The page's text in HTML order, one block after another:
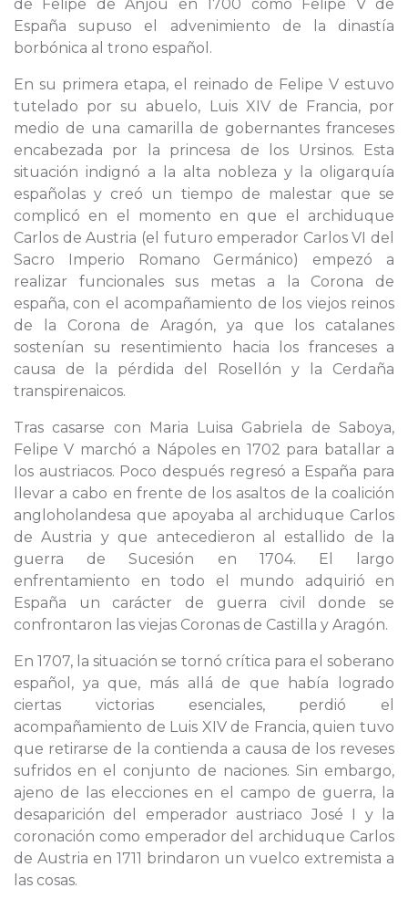
de Felipe de Anjou en 1700 como Felipe V de
España supuso el advenimiento de la dinastía
borbónica al trono español.
En su primera etapa, el reinado de Felipe V estuvo
tutelado por su abuelo, Luis XIV de Francia, por
medio de una camarilla de gobernantes franceses
encabezada por la princesa de los Ursinos. Esta
situación indignó a la alta nobleza y la oligarquía
españolas y creó un tiempo de malestar que se
complicó en el momento en que el archiduque
Carlos de Austria (el futuro emperador Carlos VI del
Sacro Imperio Romano Germánico) empezó a
realizar funcionales sus metas a la Corona de
españa, con el acompañamiento de los viejos reinos
de la Corona de Aragón, ya que los catalanes
sostenían su resentimiento hacia los franceses a
causa de la pérdida del Rosellón y la Cerdaña
transpirenaicos.
Tras casarse con Maria Luisa Gabriela de Saboya,
Felipe V marchó a Nápoles en 1702 para batallar a
los austriacos. Poco después regresó a España para
llevar a cabo en frente de los asaltos de la coalición
angloholandesa que apoyaba al archiduque Carlos
de Austria y que antecedieron al estallido de la
guerra de Sucesión en 1704. El largo
enfrentamiento en todo el mundo adquirió en
España un carácter de guerra civil donde se
confrontaron las viejas Coronas de Castilla y Aragón.
En 1707, la situación se tornó crítica para el soberano
español, ya que, más allá de que había logrado
ciertas victorias esenciales, perdió el
acompañamiento de Luis XIV de Francia, quien tuvo
que retirarse de la contienda a causa de los reveses
sufridos en el conjunto de naciones. Sin embargo,
ajeno de las elecciones en el campo de guerra, la
desaparición del emperador austriaco José I y la
coronación como emperador del archiduque Carlos
de Austria en 1711 brindaron un vuelco extremista a
las cosas.